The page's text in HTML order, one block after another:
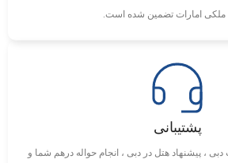
ملکی امارات تضمین شده است.
پشتیبانی
دبی ، پیشنهاد هتل در دبی ، انجام حواله درهم شما و